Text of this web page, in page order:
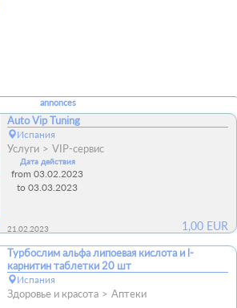
annonces
Auto Vip Tuning
Испания
Услуги VIP-сервис
Дата действия
from 03.02.2023
to 03.03.2023
21.02.2023 1,00 EUR
Турбослим альфа липоевая кислота и l-
карнитин таблетки 20 шт
Испания
Здоровье и красота Аптеки